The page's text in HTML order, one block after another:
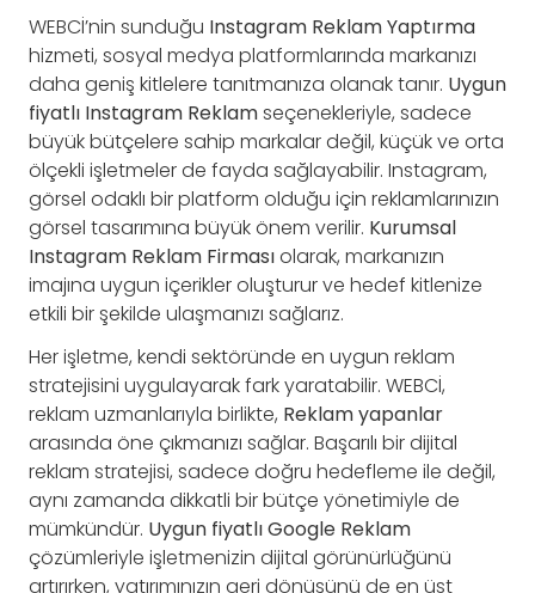
WEBCİ’nin sunduğu Instagram Reklam Yaptırma
hizmeti, sosyal medya platformlarında markanızı
daha geniş kitlelere tanıtmanıza olanak tanır. Uygun
fiyatlı Instagram Reklamseçenekleriyle, sadece
büyük bütçelere sahip markalar değil, küçük ve orta
ölçekli işletmeler de fayda sağlayabilir. Instagram,
görsel odaklı bir platform olduğu için reklamlarınızın
görsel tasarımına büyük önem verilir. Kurumsal
Instagram Reklam Firmasıolarak, markanızın
imajına uygun içerikler oluşturur ve hedef kitlenize
etkili bir şekilde ulaşmanızı sağlarız.
Her işletme, kendi sektöründe en uygun reklam
stratejisini uygulayarak fark yaratabilir. WEBCİ,
reklam uzmanlarıyla birlikte, Reklam yapanlar
arasında öne çıkmanızı sağlar. Başarılı bir dijital
reklam stratejisi, sadece doğru hedefleme ile değil,
aynı zamanda dikkatli bir bütçe yönetimiyle de
mümkündür. Uygun fiyatlı Google Reklam
çözümleriyle işletmenizin dijital görünürlüğünü
artırırken, yatırımınızın geri dönüşünü de en üst